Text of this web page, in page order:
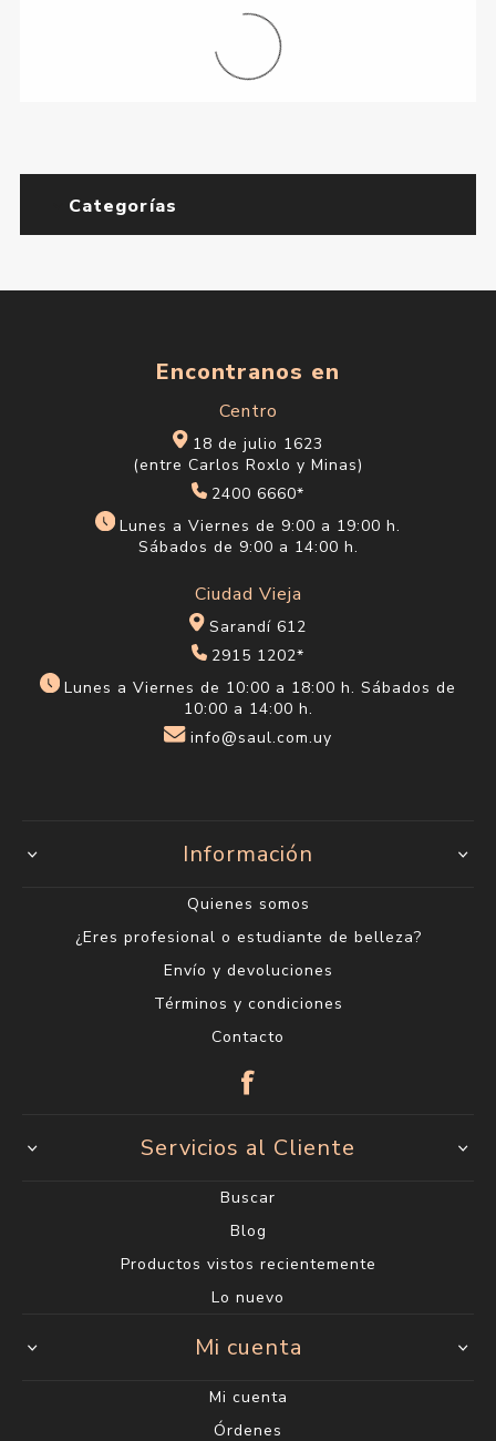
Categorías
Encontranos en
Centro
18 de julio 1623
(entre Carlos Roxlo y Minas)
2400 6660*
Lunes a Viernes de 9:00 a 19:00 h.
Sábados de 9:00 a 14:00 h.
Ciudad Vieja
Sarandí 612
2915 1202*
Lunes a Viernes de 10:00 a 18:00 h. Sábados de
10:00 a 14:00 h.
info@saul.com.uy
Información
Quienes somos
¿Eres profesional o estudiante de belleza?
Envío y devoluciones
Términos y condiciones
Contacto
Servicios al Cliente
Buscar
Blog
Productos vistos recientemente
Lo nuevo
Mi cuenta
Mi cuenta
Órdenes